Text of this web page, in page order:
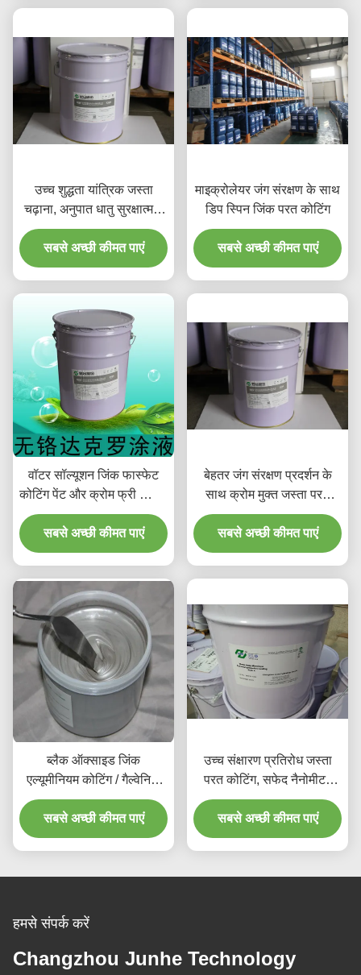
उच्च शुद्धता यांत्रिक जस्ता
चढ़ाना, अनुपात धातु सुरक्षात्मक
कोटिंग्स
सबसे अच्छी कीमत पाएं
माइक्रोलेयर जंग संरक्षण के साथ
डिप स्पिन जिंक परत कोटिंग
सबसे अच्छी कीमत पाएं
वॉटर सॉल्यूशन जिंक फास्फेट
कोटिंग पेंट और क्रोम फ्री स्प्रेिंग
फॉट हार्डवेयर
सबसे अच्छी कीमत पाएं
बेहतर जंग संरक्षण प्रदर्शन के
साथ क्रोम मुक्त जस्ता परत
कोटिंग
सबसे अच्छी कीमत पाएं
ब्लैक ऑक्साइड जिंक
एल्यूमीनियम कोटिंग / गैल्वेनिक
व्हाइट पैशन जस्ता चढ़ाना
सबसे अच्छी कीमत पाएं
उच्च संक्षारण प्रतिरोध जस्ता
परत कोटिंग, सफेद नैनोमीटर
मिश्र धातु कोटिंग
सबसे अच्छी कीमत पाएं
हमसे संपर्क करें
Changzhou Junhe Technology